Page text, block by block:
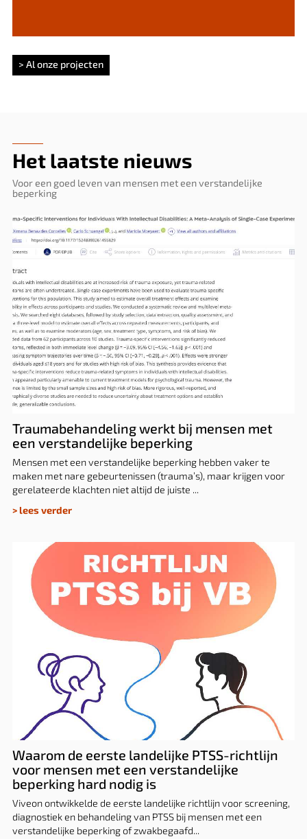
> Al onze projecten
Het laatste nieuws
Voor een goed leven van mensen met een verstandelijke
beperking
Traumabehandeling werkt bij mensen met
een verstandelijke beperking
Traumabehandeling werkt bij mensen met
een verstandelijke beperking
Mensen met een verstandelijke beperking hebben vaker te
maken met nare gebeurtenissen (trauma’s), maar krijgen voor
gerelateerde klachten niet altijd de juiste ...
> lees verder
Waarom de eerste landelijke PTSS-
richtlijn voor mensen met een
verstandelijke beperking hard nodig is
Waarom de eerste landelijke PTSS-richtlijn
voor mensen met een verstandelijke
beperking hard nodig is
Viveon ontwikkelde de eerste landelijke richtlijn voor screening,
diagnostiek en behandeling van PTSS bij mensen met een
verstandelijke beperking of zwakbegaafd...